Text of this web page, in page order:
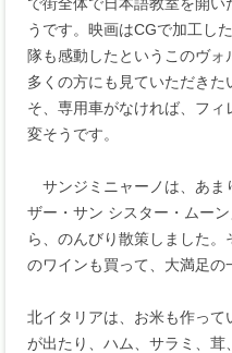
うです。映画はCGで加工し
隊も感動したというこのヴォ
多くの方にも見ていただきた
そ、専用車がなければ、フ
変そうです。
サンジミニャーノは、あま
ザー・サン シスター・ムーン
ら、のんびり散策しました
のワインも買って、大満足の
北イタリアは、お米も作っ
が出たり、ハム、サラミ、